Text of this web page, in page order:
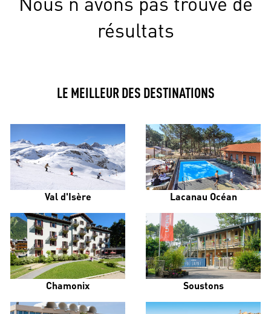
résultats
LE MEILLEUR DES DESTINATIONS
Val d'Isère Lacanau Océan
Chamonix Soustons